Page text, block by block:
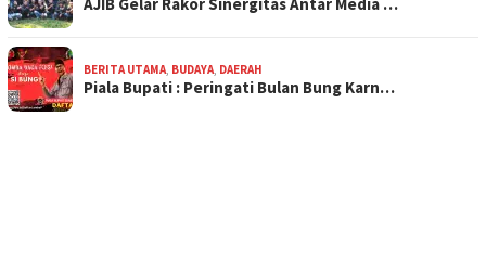
BERITA UTAMA, BUDAYA, DAERAH
Piala Bupati : Peringati Bulan Bung Karn…